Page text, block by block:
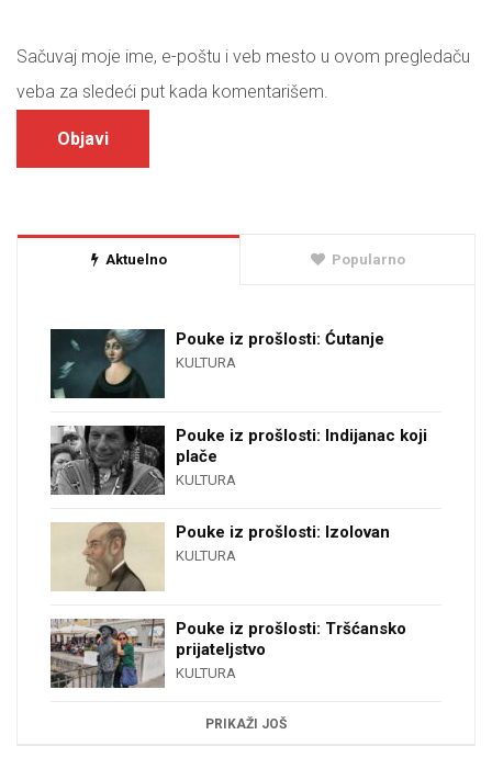
Sačuvaj moje ime, e-poštu i veb mesto u ovom pregledaču
veba za sledeći put kada komentarišem.
Aktuelno Popularno
Pouke iz prošlosti: Ćutanje
KULTURA
Pouke iz prošlosti: Indijanac koji
plače
KULTURA
Pouke iz prošlosti: Izolovan
KULTURA
Pouke iz prošlosti: Tršćansko
prijateljstvo
KULTURA
PRIKAŽI JOŠ